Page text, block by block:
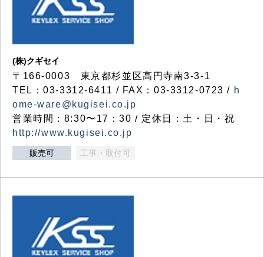
(株)クギセイ
〒166-0003 東京都杉並区高円寺南3-3-1
TEL：03-3312-6411 / FAX：03-3312-0723 / h
ome-ware@kugisei.co.jp
営業時間：8:30〜17：30 / 定休日：土・日・祝
http://www.kugisei.co.jp
販売可 工事・取付可